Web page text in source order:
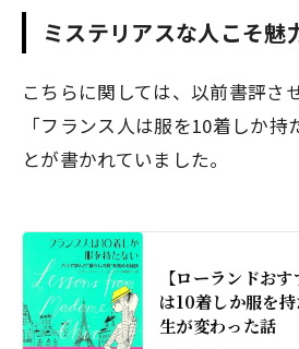
ミステリアスな人こそ魅
こちらに関しては、以前書評さ
「フランス人は服を10着しか
とが書かれていました。
【ローランドお
は10着しか服を
生が変わった話